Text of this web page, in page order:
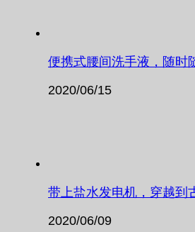
便携式腰间洗手液，随时
2020/06/15
带上盐水发电机，穿越到
2020/06/09